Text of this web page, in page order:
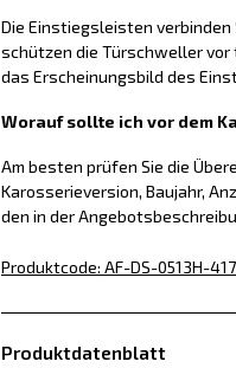
Die Einstiegsleisten
schützen die Türschweller
das Erscheinungsbild des
Worauf sollte ich vor dem
Am besten prüfen Sie die
Karosserieversion, Baujahr,
den in der
Produktcode: AF-DS-0513H-417
Produktdatenblatt